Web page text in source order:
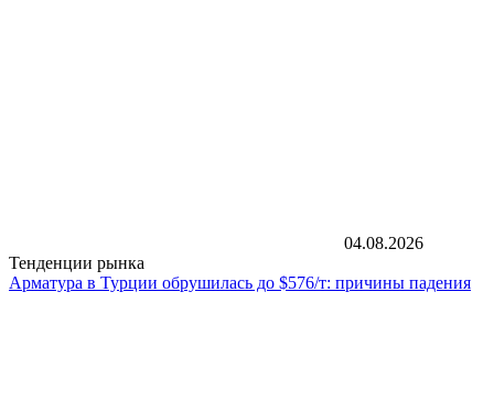
04.08.2026
Тенденции рынка
Арматура в Турции обрушилась до $576/т: причины падения